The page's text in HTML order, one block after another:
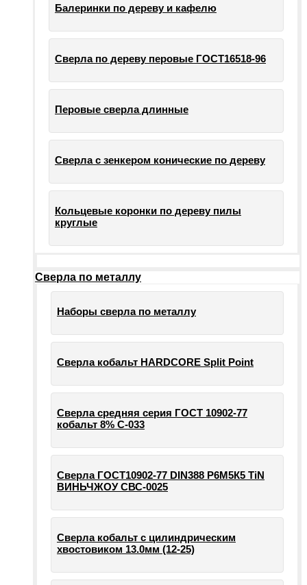
Балеринки по дереву и кафелю
Сверла по дереву перовые ГОСТ16518-96
Перовые сверла длинные
Сверла с зенкером конические по дереву
Кольцевые коронки по дереву пилы
круглые
Сверла по металлу
Наборы сверла по металлу
Сверла кобальт HARDCORE Split Point
Сверла средняя серия ГОСТ 10902-77
кобальт 8% С-033
Сверла ГОСТ10902-77 DIN388 Р6М5К5 TiN
ВИНЬЧЖОУ СВС-0025
Сверла кобальт с цилиндрическим
хвостовиком 13.0мм (12-25)